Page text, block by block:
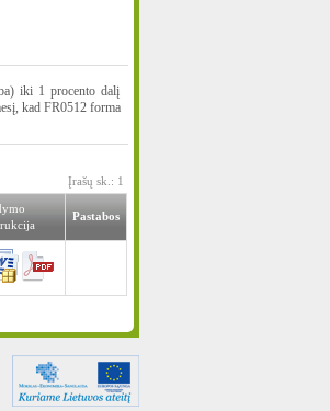
iki 1 procento dalį
kad FR0512 forma
Įrašų sk.: 1
Pastabos